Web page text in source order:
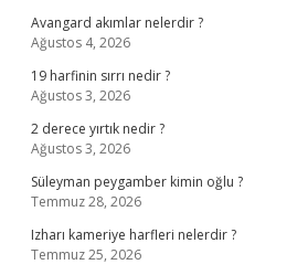
Avangard akımlar nelerdir ?
Ağustos 4, 2026
19 harfinin sırrı nedir ?
Ağustos 3, 2026
2 derece yırtık nedir ?
Ağustos 3, 2026
Süleyman peygamber kimin oğlu ?
Temmuz 28, 2026
Izharı kameriye harfleri nelerdir ?
Temmuz 25, 2026